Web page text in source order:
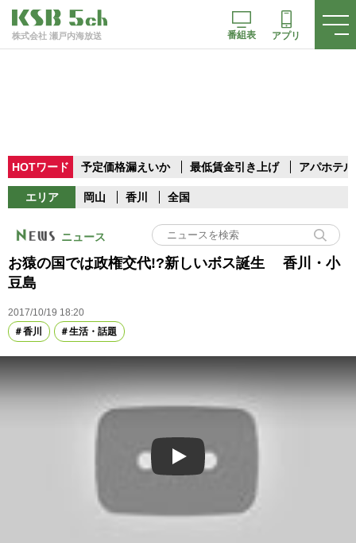
株式会社 瀬戸内海放送 番組表 アプリ
HOTワード 予定価格漏えいか 最低賃金引き上げ アパホテル
エリア 岡山 香川 全国
ニュース
お猿の国では政権交代!?新しいボス誕生 香川・小
豆島
2017/10/19 18:20
香川
生活・話題
Play